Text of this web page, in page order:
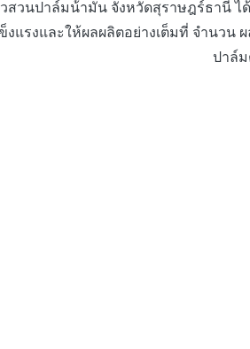
สวนปาล์มน้ํามัน จังหวัดสุราษฎร์ธานี
แรงและให้ผลผลิตอย่างเต็มที่ จํานวน
ปาล์